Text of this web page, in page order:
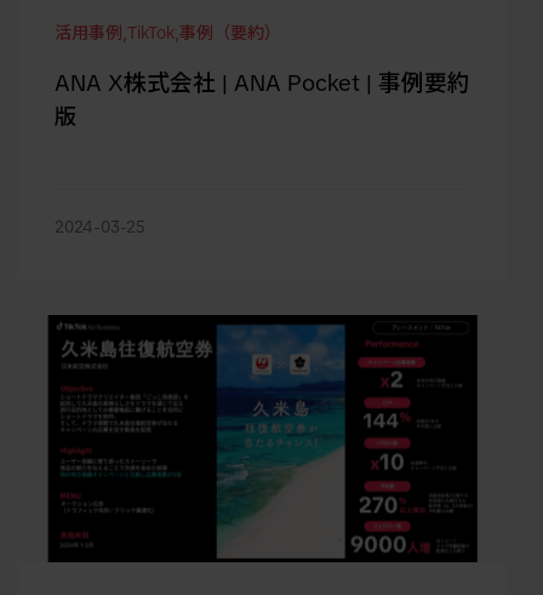
活用事例 TikTok 事例（要約）
ANA X株式会社 | ANA Pocket | 事例要約
版
2024-03-25